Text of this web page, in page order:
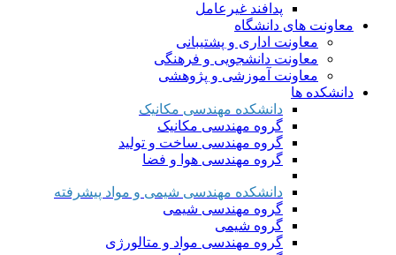
پدافند غیرعامل
معاونت های دانشگاه
معاونت اداری و پشتیبانی
معاونت دانشجویی و فرهنگی
معاونت آموزشی و پژوهشی
دانشکده ها
دانشکده مهندسی مکانیک
گروه مهندسی مکانیک
گروه مهندسی ساخت و تولید
گروه مهندسی هوا و فضا
دانشکده مهندسی شیمی و مواد پیشرفته
گروه مهندسی شیمی
گروه شیمی
گروه مهندسی مواد و متالورژی